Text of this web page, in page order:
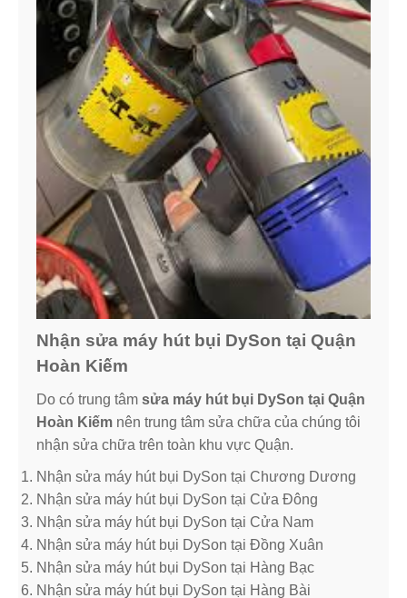
Nhận sửa máy hút bụi DySon tại Quận
Hoàn Kiếm
Do có trung tâm sửa máy hút bụi DySon tại Quận
Hoàn Kiếm nên trung tâm sửa chữa của chúng tôi
nhận sửa chữa trên toàn khu vực Quận.
Nhận sửa máy hút bụi DySon tại Chương Dương
Nhận sửa máy hút bụi DySon tại Cửa Đông
Nhận sửa máy hút bụi DySon tại Cửa Nam
Nhận sửa máy hút bụi DySon tại Đồng Xuân
Nhận sửa máy hút bụi DySon tại Hàng Bạc
Nhận sửa máy hút bụi DySon tại Hàng Bài